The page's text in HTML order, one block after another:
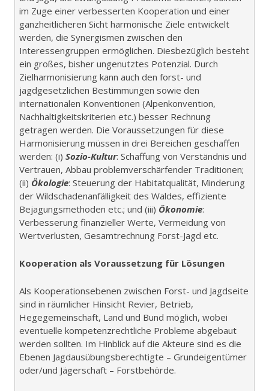
im Zuge einer verbesserten Kooperation und einer
ganzheitlicheren Sicht harmonische Ziele entwickelt
werden, die Synergismen zwischen den
Interessengruppen ermöglichen. Diesbezüglich besteht
ein großes, bisher ungenutztes Potenzial. Durch
Zielharmonisierung kann auch den forst- und
jagdgesetzlichen Bestimmungen sowie den
internationalen Konventionen (Alpenkonvention,
Nachhaltigkeitskriterien etc.) besser Rechnung
getragen werden. Die Voraussetzungen für diese
Harmonisierung müssen in drei Bereichen geschaffen
werden: (i) Sozio-Kultur: Schaffung von Verständnis und
Vertrauen, Abbau problemverschärfender Traditionen;
(ii) Ökologie: Steuerung der Habitatqualität, Minderung
der Wildschadenanfälligkeit des Waldes, effiziente
Bejagungsmethoden etc.; und (iii) Ökonomie:
Verbesserung finanzieller Werte, Vermeidung von
Wertverlusten, Gesamtrechnung Forst-Jagd etc.
Kooperation als Voraussetzung für Lösungen
Als Kooperationsebenen zwischen Forst- und Jagdseite
sind in räumlicher Hinsicht Revier, Betrieb,
Hegegemeinschaft, Land und Bund möglich, wobei
eventuelle kompetenzrechtliche Probleme abgebaut
werden sollten. Im Hinblick auf die Akteure sind es die
Ebenen Jagdausübungsberechtigte – Grundeigentümer
oder/und Jägerschaft – Forstbehörde.